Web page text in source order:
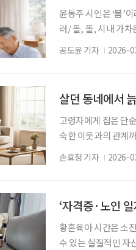
윤동주 시인은 ‘봄’
러/ 돌, 돌, 시내 가
럼 피어난다(하략)”
맞아 집을 정비해
공도윤 기자 2026-
살던 동네에서
고령자에게 집은 단
숙한 이웃과의 관계
선택이 아니라 생존
짚어보고, 우리 사회
손효정 기자 2026-
‘자격증·노인
황혼육아 시간은 소
수 있는 실질적인 자